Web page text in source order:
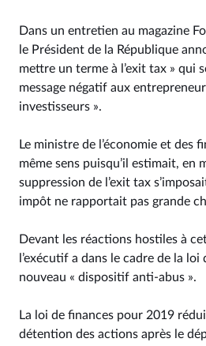
Dans un entretien au magazine
le Président de la République
mettre un terme à l’exit tax » qui
message négatif aux
investisseurs ».
Le ministre de l’économie et des
même sens puisqu’il estimait, en
suppression de l’exit tax
impôt ne rapportait pas grande
Devant les réactions hostiles à
l’exécutif a dans le cadre de la
nouveau « dispositif anti-abus ».
La loi de finances pour 2019
détention des actions après le